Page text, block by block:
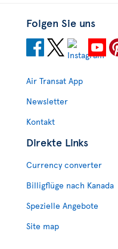
Folgen Sie uns
Air Transat App
Newsletter
Kontakt
Direkte Links
Currency converter
Billigflüge nach Kanada
Spezielle Angebote
Site map